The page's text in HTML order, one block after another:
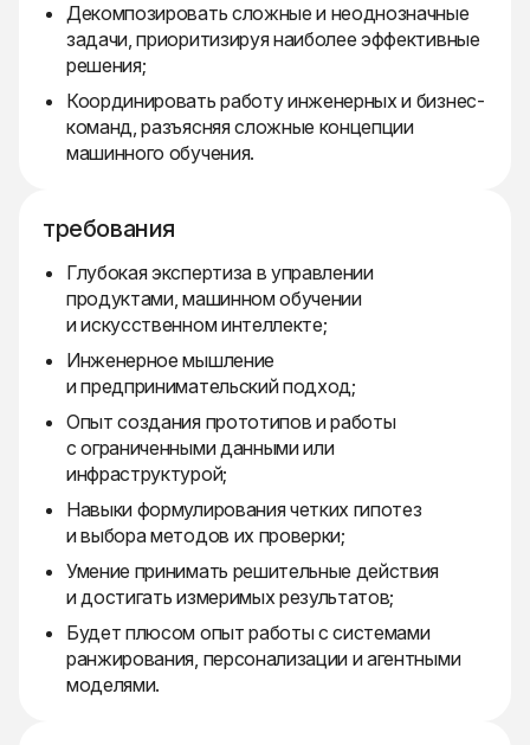
Декомпозировать сложные и неоднозначные
задачи, приоритизируя наиболее эффективные
решения;
Координировать работу инженерных и бизнес-
команд, разъясняя сложные концепции
машинного обучения.
требования
Глубокая экспертиза в управлении
продуктами, машинном обучении
и искусственном интеллекте;
Инженерное мышление
и предпринимательский подход;
Опыт создания прототипов и работы
с ограниченными данными или
инфраструктурой;
Навыки формулирования четких гипотез
и выбора методов их проверки;
Умение принимать решительные действия
и достигать измеримых результатов;
Будет плюсом опыт работы с системами
ранжирования, персонализации и агентными
моделями.